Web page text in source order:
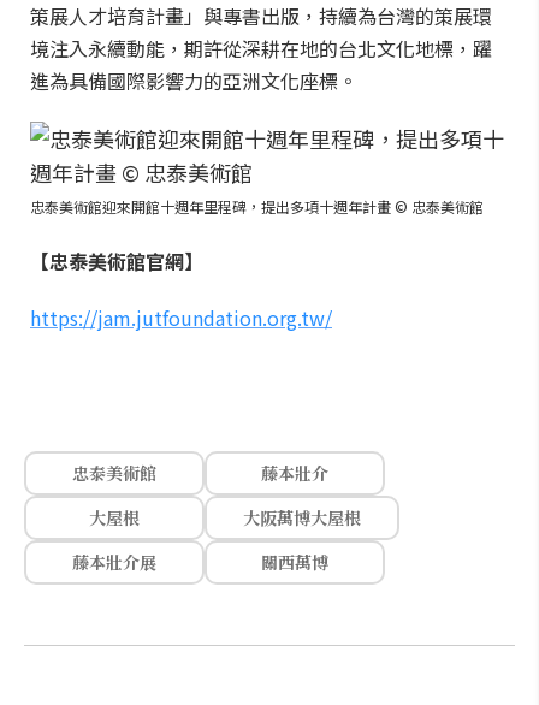
策展人才培育計畫」與專書出版，持續為台灣的策展環
境注入永續動能，期許從深耕在地的台北文化地標，躍
進為具備國際影響力的亞洲文化座標。
忠泰美術館迎來開館十週年里程碑，提出多項十週年計畫 © 忠泰美術館
【忠泰美術館官網】
https://jam.jutfoundation.org.tw/
忠泰美術館
藤本壯介
大屋根
大阪萬博大屋根
藤本壯介展
關西萬博